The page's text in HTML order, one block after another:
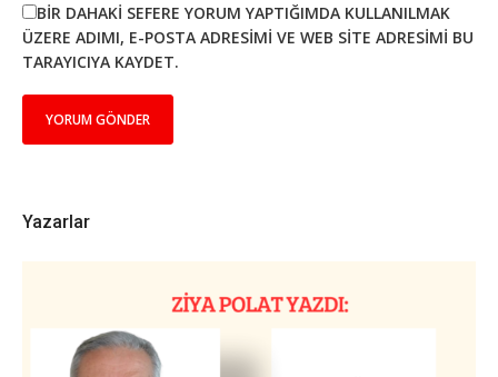
BIR DAHAKI SEFERE YORUM YAPTIĞIMDA KULLANILMAK
ÜZERE ADIMI, E-POSTA ADRESIMI VE WEB SITE ADRESIMI BU
TARAYICIYA KAYDET.
Yazarlar